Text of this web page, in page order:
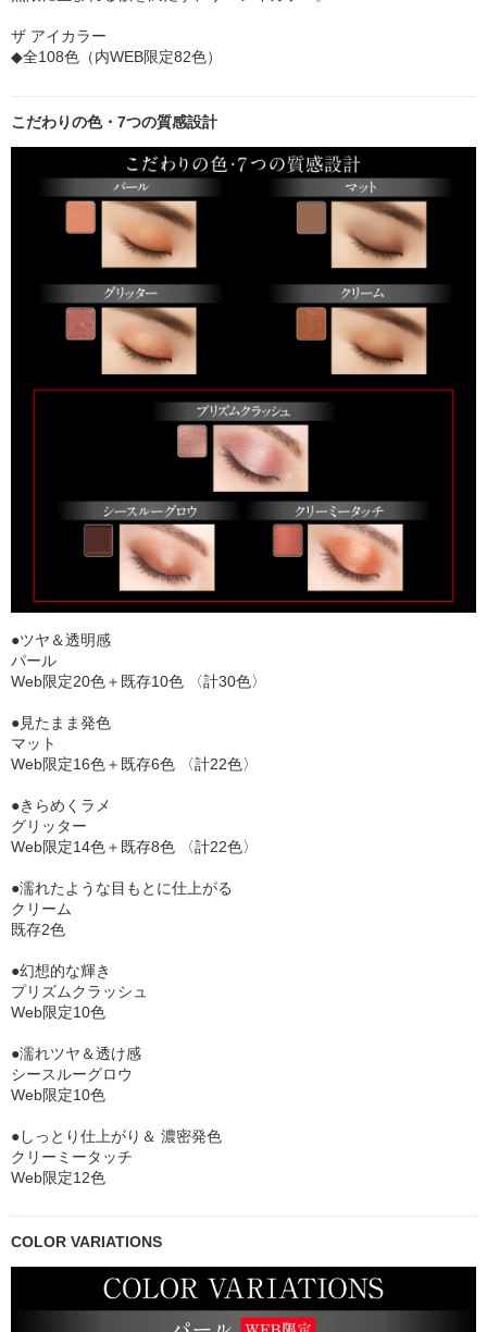
ザ アイカラー
◆全108色（内WEB限定82色）
こだわりの色・7つの質感設計
●ツヤ＆透明感
パール
Web限定20色＋既存10色 〈計30色〉
●見たまま発色
マット
Web限定16色＋既存6色 〈計22色〉
●きらめくラメ
グリッター
Web限定14色＋既存8色 〈計22色〉
●濡れたような目もとに仕上がる
クリーム
既存2色
●幻想的な輝き
プリズムクラッシュ
Web限定10色
●濡れツヤ＆透け感
シースルーグロウ
Web限定10色
●しっとり仕上がり＆ 濃密発色
クリーミータッチ
Web限定12色
COLOR VARIATIONS